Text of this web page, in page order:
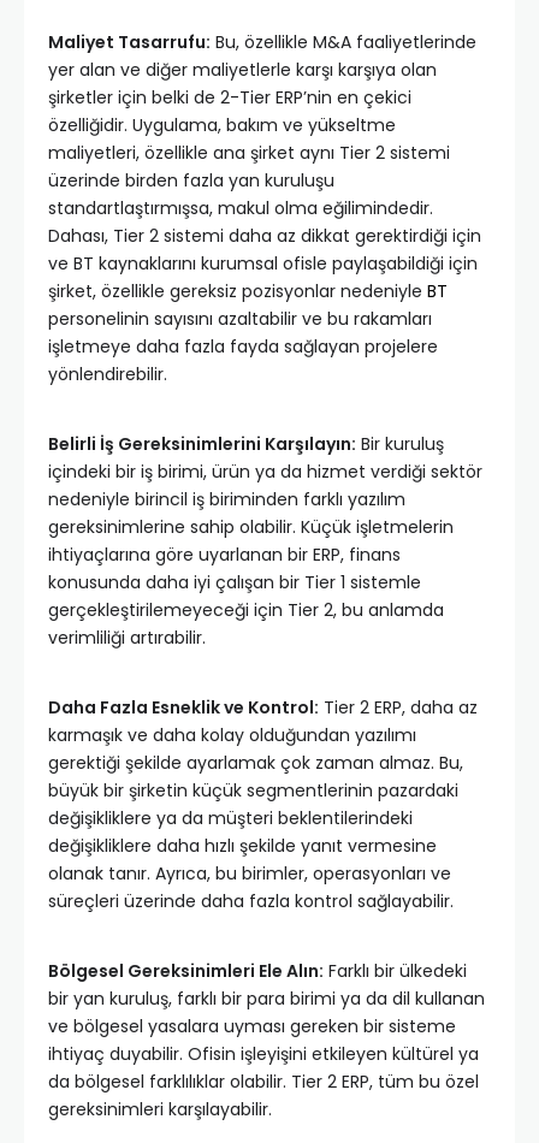
Maliyet Tasarrufu: Bu, özellikle M&A faaliyetlerinde
yer alan ve diğer maliyetlerle karşı karşıya olan
şirketler için belki de 2-Tier ERP’nin en çekici
özelliğidir. Uygulama, bakım ve yükseltme
maliyetleri, özellikle ana şirket aynı Tier 2 sistemi
üzerinde birden fazla yan kuruluşu
standartlaştırmışsa, makul olma eğilimindedir.
Dahası, Tier 2 sistemi daha az dikkat gerektirdiği için
ve BT kaynaklarını kurumsal ofisle paylaşabildiği için
şirket, özellikle gereksiz pozisyonlar nedeniyle BT
personelinin sayısını azaltabilir ve bu rakamları
işletmeye daha fazla fayda sağlayan projelere
yönlendirebilir.
Belirli İş Gereksinimlerini Karşılayın: Bir kuruluş
içindeki bir iş birimi, ürün ya da hizmet verdiği sektör
nedeniyle birincil iş biriminden farklı yazılım
gereksinimlerine sahip olabilir. Küçük işletmelerin
ihtiyaçlarına göre uyarlanan bir ERP, finans
konusunda daha iyi çalışan bir Tier 1 sistemle
gerçekleştirilemeyeceği için Tier 2, bu anlamda
verimliliği artırabilir.
Daha Fazla Esneklik ve Kontrol: Tier 2 ERP, daha az
karmaşık ve daha kolay olduğundan yazılımı
gerektiği şekilde ayarlamak çok zaman almaz. Bu,
büyük bir şirketin küçük segmentlerinin pazardaki
değişikliklere ya da müşteri beklentilerindeki
değişikliklere daha hızlı şekilde yanıt vermesine
olanak tanır. Ayrıca, bu birimler, operasyonları ve
süreçleri üzerinde daha fazla kontrol sağlayabilir.
Bölgesel Gereksinimleri Ele Alın: Farklı bir ülkedeki
bir yan kuruluş, farklı bir para birimi ya da dil kullanan
ve bölgesel yasalara uyması gereken bir sisteme
ihtiyaç duyabilir. Ofisin işleyişini etkileyen kültürel ya
da bölgesel farklılıklar olabilir. Tier 2 ERP, tüm bu özel
gereksinimleri karşılayabilir.